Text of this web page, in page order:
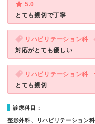
5.0
とても親切で丁寧
リハビリテーション科
対応がとても優しい
リハビリテーション科
とても親切
診療科目：
整形外科、リハビリテーション科